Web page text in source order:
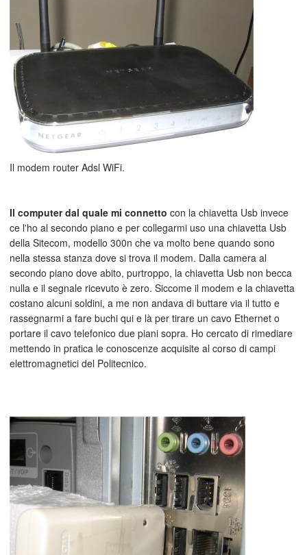
Il modem router Adsl WiFi.
Il computer dal quale mi connetto con la chiavetta Usb invece
ce l'ho al secondo piano e per collegarmi uso una chiavetta Usb
della Sitecom, modello 300n che va molto bene quando sono
nella stessa stanza dove si trova il modem. Dalla camera al
secondo piano dove abito, purtroppo, la chiavetta Usb non becca
nulla e il segnale ricevuto è zero. Siccome il modem e la chiavetta
costano alcuni soldini, a me non andava di buttare via il tutto e
rassegnarmi a fare buchi qui e là per tirare un cavo Ethernet o
portare il cavo telefonico due piani sopra. Ho cercato di rimediare
mettendo in pratica le conoscenze acquisite al corso di campi
elettromagnetici del Politecnico.